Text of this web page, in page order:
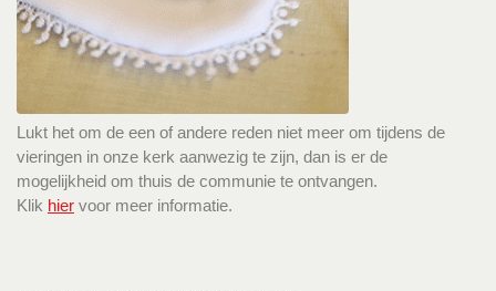
Lukt het om de een of andere reden niet meer om tijdens de
vieringen in onze kerk aanwezig te zijn, dan is er de
mogelijkheid om thuis de communie te ontvangen.
Klik hier voor meer informatie.